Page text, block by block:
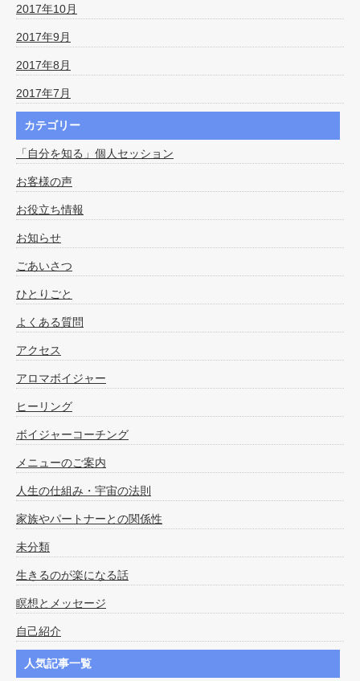
2017年10月
2017年9月
2017年8月
2017年7月
カテゴリー
「自分を知る」個人セッション
お客様の声
お役立ち情報
お知らせ
ごあいさつ
ひとりごと
よくある質問
アクセス
アロマボイジャー
ヒーリング
ボイジャーコーチング
メニューのご案内
人生の仕組み・宇宙の法則
家族やパートナーとの関係性
未分類
生きるのが楽になる話
瞑想とメッセージ
自己紹介
人気記事一覧